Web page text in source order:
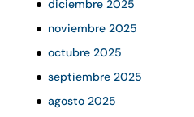
diciembre 2025
noviembre 2025
octubre 2025
septiembre 2025
agosto 2025